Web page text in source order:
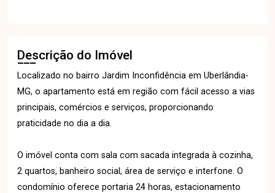
Descrição do Imóvel
Localizado no bairro Jardim Inconfidência em Uberlândia-
MG, o apartamento está em região com fácil acesso a vias
principais, comércios e serviços, proporcionando
praticidade no dia a dia.
O imóvel conta com sala com sacada integrada à cozinha,
2 quartos, banheiro social, área de serviço e interfone. O
condomínio oferece portaria 24 horas, estacionamento